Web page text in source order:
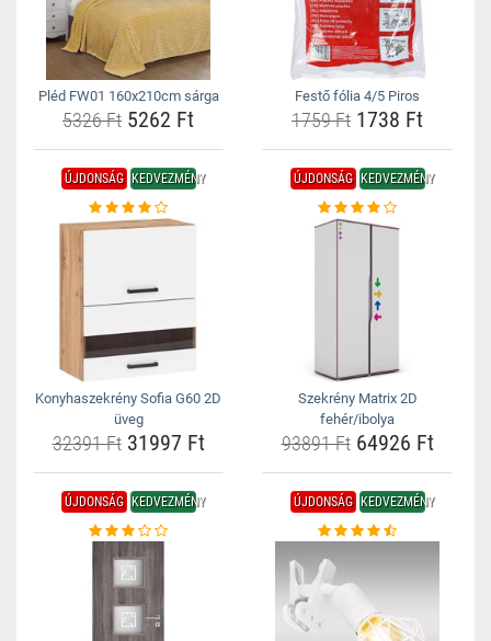
Pléd FW01 160x210cm sárga
5326 Ft 5262 Ft
Festő fólia 4/5 Piros
1759 Ft 1738 Ft
ÚJDONSÁG KEDVEZMÉNY
Konyhaszekrény Sofia G60 2D
üveg
32391 Ft31997 Ft
ÚJDONSÁG KEDVEZMÉNY
Szekrény Matrix 2D
fehér/ibolya
93891 Ft64926 Ft
ÚJDONSÁG KEDVEZMÉNY ÚJDONSÁG KEDVEZMÉNY